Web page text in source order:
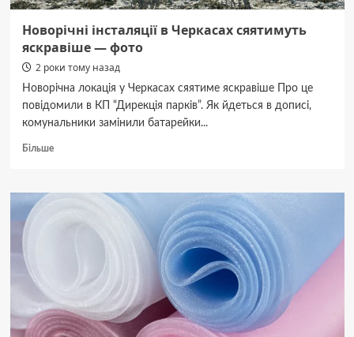
Новорічні інсталяції в Черкасах сяятимуть
яскравіше — фото
2 роки тому назад
Новорічна локація у Черкасах сяятиме яскравіше Про це
повідомили в КП “Дирекція парків”. Як йдеться в дописі,
комунальники замінили батарейки...
БільшеДокладніше
інсталяції
Черкасах
сяятимуть
яскравіше